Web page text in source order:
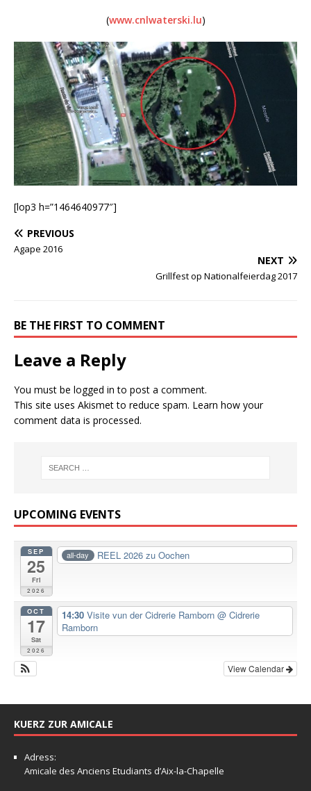
(www.cnlwaterski.lu)
[lop3 h=”1464640977″]
PREVIOUS
Agape 2016
NEXT
Grillfest op Nationalfeierdag 2017
BE THE FIRST TO COMMENT
Leave a Reply
You must be logged in to post a comment.
This site uses Akismet to reduce spam. Learn how your
comment data is processed.
UPCOMING EVENTS
SEP
25
Fri
2026
all-day REEL 2026 zu Oochen
OCT
17
Sat
2026
14:30 Visite vun der Cidrerie Ramborn @ Cidrerie
Ramborn
View Calendar
KUERZ ZUR AMICALE
Adress:
Amicale des Anciens Etudiants d’Aix-la-Chapelle